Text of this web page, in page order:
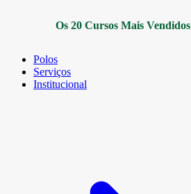
Os 20 Cursos Mais Vendidos
Polos
Serviços
Institucional